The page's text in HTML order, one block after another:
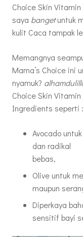
Choice Skin
saya bangetuntuk
kulit Caca tampak
Memangnya
Mama’s Choice ini
nyamuk?
Choice Skin
Ingredients seperti :
Avocado
dan radikal
bebas,
Olive untuk
maupun
Diperkaya
sensitif bayi